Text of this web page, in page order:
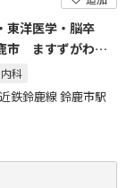
東洋医学・脳卒
市 ますずがわ神
科
鉄鈴鹿線 鈴鹿市駅